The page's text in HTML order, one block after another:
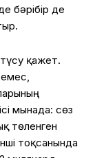
бәрібір де
қажет.
емес,
мынада: сөз
төленген
тоқсанында